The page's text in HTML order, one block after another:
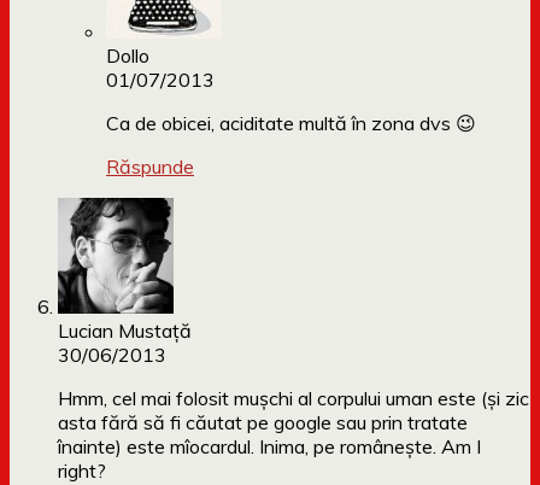
Dollo
01/07/2013
Ca de obicei, aciditate multă în zona dvs 😉
Răspunde
Lucian Mustaţă
30/06/2013
Hmm, cel mai folosit muşchi al corpului uman este (şi zic
asta fără să fi căutat pe google sau prin tratate
înainte) este mîocardul. Inima, pe româneşte. Am I
right?